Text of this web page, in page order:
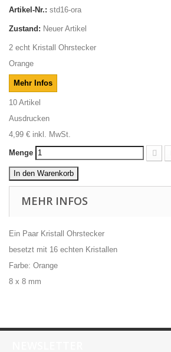
Artikel-Nr.: std16-ora
Zustand: Neuer Artikel
2 echt Kristall Ohrstecker
Orange
Mehr Infos
10 Artikel
Ausdrucken
4,99 € inkl. MwSt.
Menge
In den Warenkorb
MEHR INFOS
Ein Paar Kristall Ohrstecker
besetzt mit 16 echten Kristallen
Farbe: Orange
8 x 8 mm